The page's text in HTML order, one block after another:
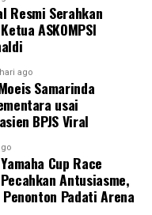
Resmi Serahkan
ASKOMPSI
ago
Samarinda
usai
BPJS Viral
Cup Race
Antusiasme,
Padati Arena